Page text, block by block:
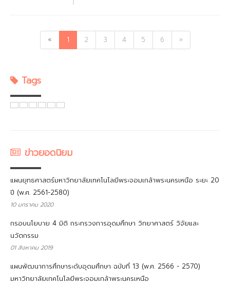
« 1 2 3 4 5 6 »
Tags
ข่าวยอดนิยม
แผนยุทธศาสตร์มหาวิทยาลัยเทคโนโลยีพระจอมเกล้าพระนครเหนือ ระยะ 20
ปี (พ.ศ. 2561-2580)
10 มกราคม 2020
กรอบนโยบาย 4 มิติ กระทรวงการอุดมศึกษา วิทยาศาสตร์ วิจัยและ
นวัตกรรม
01 สิงหาคม 2019
แผนพัฒนาการศึกษาระดับอุดมศึกษา ฉบับที่ 13 (พ.ศ. 2566 - 2570)
มหาวิทยาลัยเทคโนโลยีพระจอมเกล้าพระนครเหนือ